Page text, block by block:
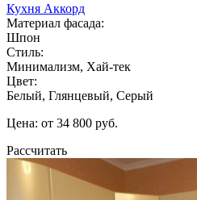
Кухня Аккорд
Материал фасада:
Шпон
Стиль:
Минимализм, Хай-тек
Цвет:
Белый, Глянцевый, Серый
Цена: от 34 800 руб.
Рассчитать